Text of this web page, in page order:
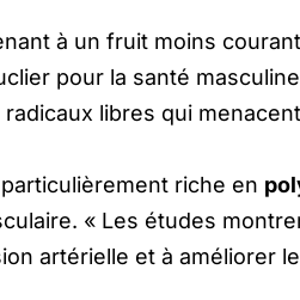
à un fruit moins
pour la santé
libres qui
riche en
« Les études
artérielle et à améliorer